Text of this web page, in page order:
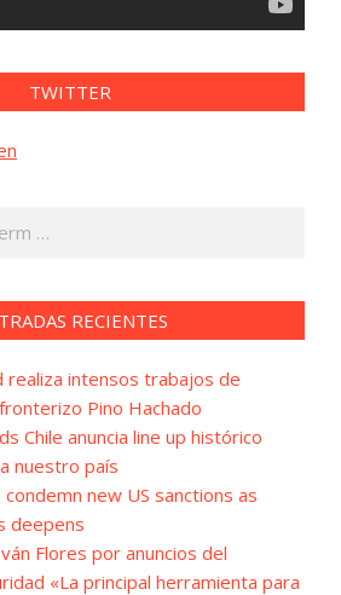
TWITTER
RECIENTES
realiza intensos trabajos de
Pino Hachado
Chile anuncia line up histórico
nuestro país
new US sanctions as
deepens
Flores por anuncios del
«La principal herramienta para